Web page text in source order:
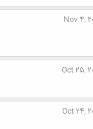
Nov 4,
Oct 25,
Oct 24,